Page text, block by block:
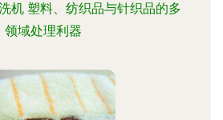
机 塑料、纺织品与针织品的多
领域处理利器